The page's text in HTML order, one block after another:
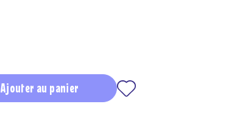
Ajouter au panier